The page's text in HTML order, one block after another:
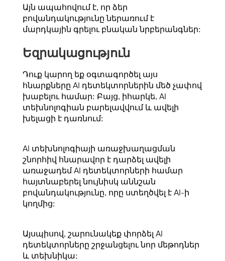
Այն ապահովում է, որ ձեր
բովանդակությունը ներառում է
մարդկային գրելու բնական նրբերանգներ:
Եզրակացություն
Դուք կարող եք օգտագործել այս
հնարքները AI դետեկտորներին մեծ չափով
խաբելու համար: Բայց, իհարկե, AI
տեխնոլոգիան բարելավվում և ավելի
խելացի է դառնում:
AI տեխնոլոգիայի առաջխաղացման
շնորհիվ հնարավոր է դարձել ավելի
առաջադեմ AI դետեկտորների համար
հայտնաբերել նույնիսկ աննշան
բովանդակությունը, որը ստեղծվել է AI-ի
կողմից:
Այսպիսով, շարունակեք փորձել AI
դետեկտորները շրջանցելու նոր մեթոդներ
և տեխնիկա: